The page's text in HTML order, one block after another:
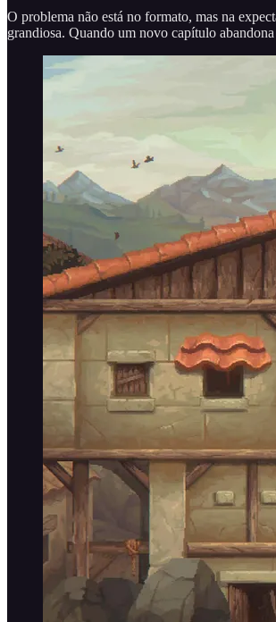
O problema não está no formato, mas na
grandiosa. Quando um novo capítulo